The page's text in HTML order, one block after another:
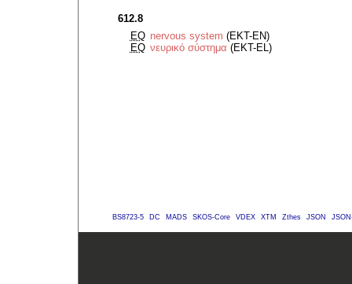
612.8
EQ nervous system (EKT-EN)
EQ νευρικό σύστημα (EKT-EL)
BS8723-5 DC MADS SKOS-Core VDEX XTM Zthes JSON